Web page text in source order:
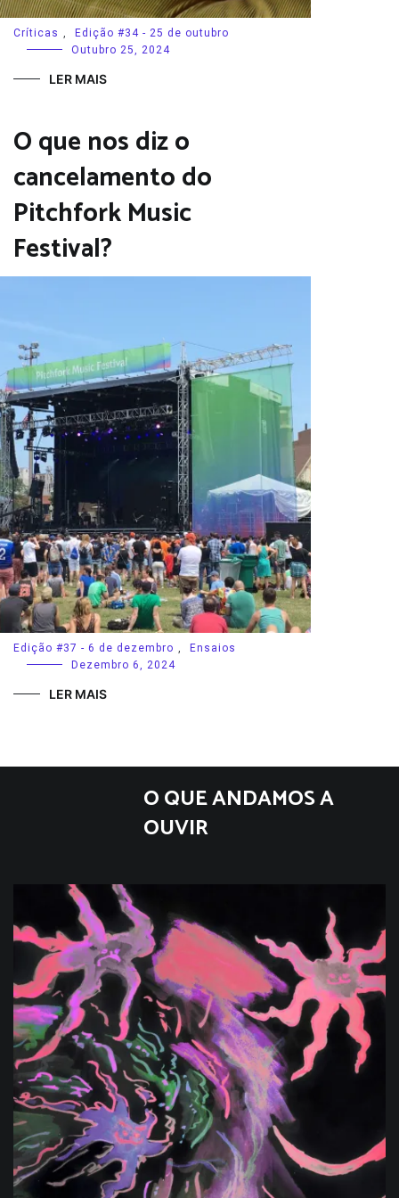
Críticas ,
Edição #34 - 25 de outubro
Outubro 25, 2024
LER MAIS
O que nos diz o
cancelamento do
Pitchfork Music
Festival?
Edição #37 - 6 de dezembro ,
Ensaios
Dezembro 6, 2024
LER MAIS
O QUE ANDAMOS A
OUVIR